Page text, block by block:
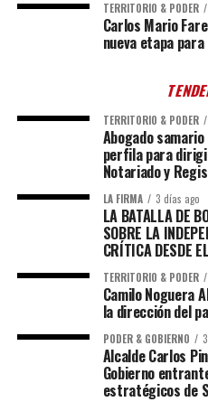
TERRITORIO & PODER
Carlos Mario
nueva etapa para
TERRITORIO & PODER
Abogado
perfila para
Notariado y
LA FIRMA 3 días ago
LA BATALLA DE
SOBRE LA
CRÍTICA DESDE
TERRITORIO & PODER
Camilo Noguera
la dirección del
PODER & GOBIERNO
Alcalde Carlos
Gobierno
estratégicos de